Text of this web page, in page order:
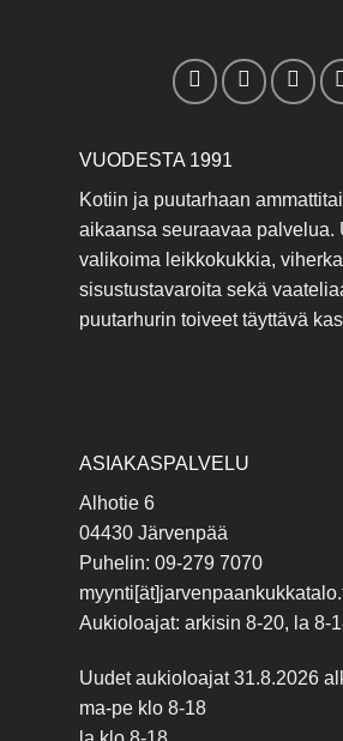
VUODESTA 1991
Kotiin ja puutarhaan
aikaansa seuraavaa palvelua.
valikoima leikkokukkia,
sisustustavaroita sekä
puutarhurin toiveet täyttävä
ASIAKASPALVELU
Alhotie 6
04430 Järvenpää
Puhelin: 09-279 7070
Aukioloajat: arkisin 8-20, la 8-
Uudet aukioloajat 31.8.2026
ma-pe klo 8-18